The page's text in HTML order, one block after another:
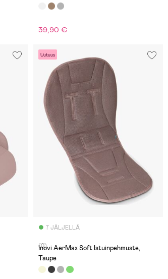
39,90 €
Uutuus
7 JÄLJELLÄ
(0)
Inovi AerMax Soft Istuinpehmuste,
Taupe